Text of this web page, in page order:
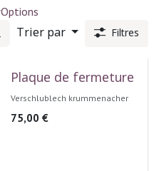
Options
Trier par Filtres
Plaque de fermeture
Verschlublech krummenacher
75,00 €